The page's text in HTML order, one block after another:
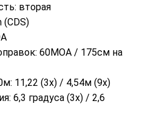
вторая
(CDS)
60MOA / 175см на
11,22 (3х) / 4,54м (9х)
6,3 градуса (3х) / 2,6